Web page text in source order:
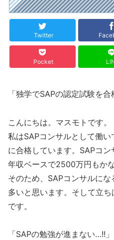
Twitter
Pocket
「独学でSAPの認定試験を合
こんにちは。マスモトです。
私はSAPコンサルとして働
に合格しています。SAPコン
年収ベースで2500万円もか
そのため、SAPコンサルに
多いと思います。そして立
です。
「SAPの勉強が進まない…!!」